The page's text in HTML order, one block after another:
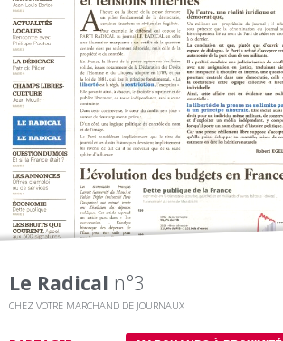
Le Radical n°3
CHEZ VOTRE MARCHAND DE JOURNAUX